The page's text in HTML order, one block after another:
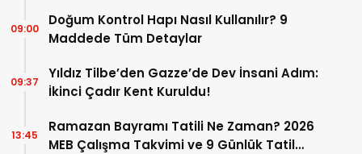
Doğum Kontrol Hapı Nasıl Kullanılır? 9
Maddede Tüm Detaylar
09:00
Yıldız Tilbe’den Gazze’de Dev İnsani Adım:
İkinci Çadır Kent Kuruldu!
09:37
Ramazan Bayramı Tatili Ne Zaman? 2026
MEB Çalışma Takvimi ve 9 Günlük Tatil
13:45